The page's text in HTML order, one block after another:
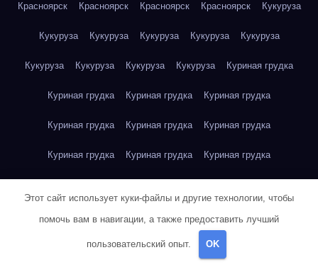
Красноярск Красноярск Красноярск Красноярск Кукуруза
Кукуруза Кукуруза Кукуруза Кукуруза Кукуруза
Кукуруза Кукуруза Кукуруза Кукуруза Куриная грудка
Куриная грудка Куриная грудка Куриная грудка
Куриная грудка Куриная грудка Куриная грудка
Куриная грудка Куриная грудка Куриная грудка
Куриное яйцо
Куриное яйцо Куриное яйцо Куриное яйцо
Этот сайт использует куки-файлы и другие технологии, чтобы
помочь вам в навигации, а также предоставить лучший
пользовательский опыт. OK